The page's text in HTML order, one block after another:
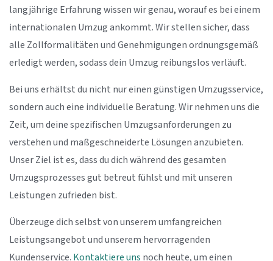
langjährige Erfahrung wissen wir genau, worauf es bei einem
internationalen Umzug ankommt. Wir stellen sicher, dass
alle Zollformalitäten und Genehmigungen ordnungsgemäß
erledigt werden, sodass dein Umzug reibungslos verläuft.
Bei uns erhältst du nicht nur einen günstigen Umzugsservice,
sondern auch eine individuelle Beratung. Wir nehmen uns die
Zeit, um deine spezifischen Umzugsanforderungen zu
verstehen und maßgeschneiderte Lösungen anzubieten.
Unser Ziel ist es, dass du dich während des gesamten
Umzugsprozesses gut betreut fühlst und mit unseren
Leistungen zufrieden bist.
Überzeuge dich selbst von unserem umfangreichen
Leistungsangebot und unserem hervorragenden
Kundenservice. Kontaktiere uns noch heute, um einen